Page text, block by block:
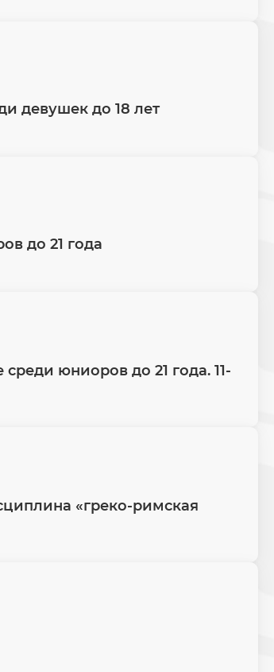
девушек до 18 лет
до 21 года
юниоров до 21 года. 11-
«греко-римская